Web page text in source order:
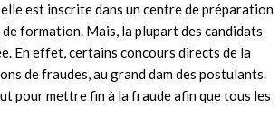
est inscrite dans un centre de préparation
formation. Mais, la plupart des candidats
En effet, certains concours directs de la
de fraudes, au grand dam des postulants.
pour mettre fin à la fraude afin que tous les